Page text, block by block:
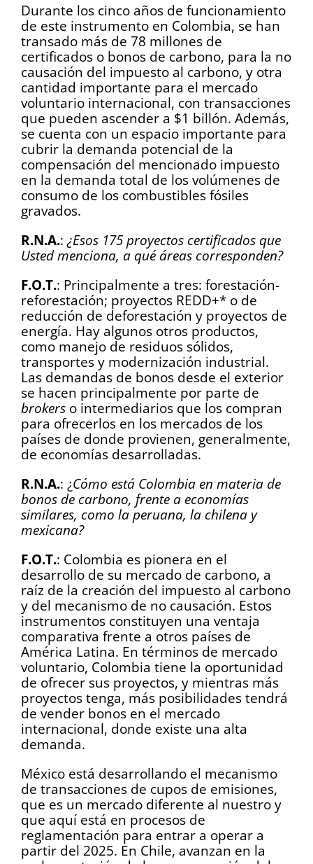
Durante los cinco años de funcionamiento
de este instrumento en Colombia, se han
transado más de 78 millones de
certificados o bonos de carbono, para la no
causación del impuesto al carbono, y otra
cantidad importante para el mercado
voluntario internacional, con transacciones
que pueden ascender a $1 billón. Además,
se cuenta con un espacio importante para
cubrir la demanda potencial de la
compensación del mencionado impuesto
en la demanda total de los volúmenes de
consumo de los combustibles fósiles
gravados.
R.N.A.: ¿Esos 175 proyectos certificados que
Usted menciona, a qué áreas corresponden?
F.O.T.: Principalmente a tres: forestación-
reforestación; proyectos REDD+* o de
reducción de deforestación y proyectos de
energía. Hay algunos otros productos,
como manejo de residuos sólidos,
transportes y modernización industrial.
Las demandas de bonos desde el exterior
se hacen principalmente por parte de
brokers o intermediarios que los compran
para ofrecerlos en los mercados de los
países de donde provienen, generalmente,
de economías desarrolladas.
R.N.A.: ¿Cómo está Colombia en materia de
bonos de carbono, frente a economías
similares, como la peruana, la chilena y
mexicana?
F.O.T.: Colombia es pionera en el
desarrollo de su mercado de carbono, a
raíz de la creación del impuesto al carbono
y del mecanismo de no causación. Estos
instrumentos constituyen una ventaja
comparativa frente a otros países de
América Latina. En términos de mercado
voluntario, Colombia tiene la oportunidad
de ofrecer sus proyectos, y mientras más
proyectos tenga, más posibilidades tendrá
de vender bonos en el mercado
internacional, donde existe una alta
demanda.
México está desarrollando el mecanismo
de transacciones de cupos de emisiones,
que es un mercado diferente al nuestro y
que aquí está en procesos de
reglamentación para entrar a operar a
partir del 2025. En Chile, avanzan en la